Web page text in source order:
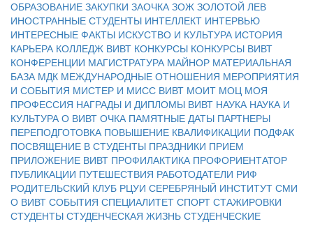
ОБРАЗОВАНИЕ ЗАКУПКИ ЗАОЧКАЗОЖ ЗОЛОТОЙ ЛЕВ
ИНОСТРАННЫЕ СТУДЕНТЫ ИНТЕЛЛЕКТ ИНТЕРВЬЮ
ИНТЕРЕСНЫЕ ФАКТЫ ИСКУСТВО И КУЛЬТУРА ИСТОРИЯ
КАРЬЕРА КОЛЛЕДЖ ВИВТ КОНКУРСЫ КОНКУРСЫ ВИВТ
КОНФЕРЕНЦИИ МАГИСТРАТУРА МАЙНОР МАТЕРИАЛЬНАЯ
БАЗА МДК МЕЖДУНАРОДНЫЕ ОТНОШЕНИЯ МЕРОПРИЯТИЯ
И СОБЫТИЯ МИСТЕР И МИСС ВИВТ МОИТ МОЦ МОЯ
ПРОФЕССИЯ НАГРАДЫ И ДИПЛОМЫ ВИВТ НАУКА НАУКА И
КУЛЬТУРАО ВИВТ ОЧКА ПАМЯТНЫЕ ДАТЫ ПАРТНЕРЫ
ПЕРЕПОДГОТОВКА ПОВЫШЕНИЕ КВАЛИФИКАЦИИ ПОДФАК
ПОСВЯЩЕНИЕ В СТУДЕНТЫ ПРАЗДНИКИ ПРИЕМ
ПРИЛОЖЕНИЕ ВИВТ ПРОФИЛАКТИКА ПРОФОРИЕНТАТОР
ПУБЛИКАЦИИ ПУТЕШЕСТВИЯ РАБОТОДАТЕЛИ РИФ
РОДИТЕЛЬСКИЙ КЛУБ РЦУИ СЕРЕБРЯНЫЙ ИНСТИТУТ СМИ
О ВИВТ СОБЫТИЯ СПЕЦИАЛИТЕТ СПОРТ СТАЖИРОВКИ
СТУДЕНТЫ СТУДЕНЧЕСКАЯ ЖИЗНЬ СТУДЕНЧЕСКИЕ